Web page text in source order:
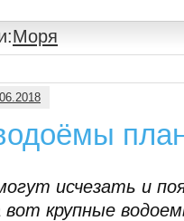
Моря
исчезать и
крупные